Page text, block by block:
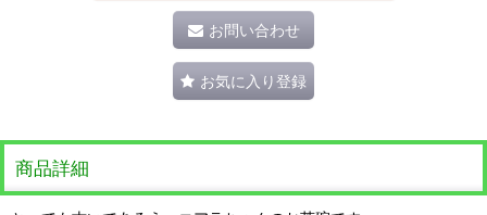
お問い合わせ
お気に入り登録
商品詳細